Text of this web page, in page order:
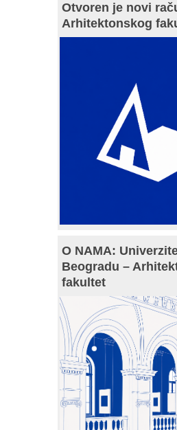
Otvoren je novi
Arhitektonskog
O NAMA:
Beogradu –
fakultet